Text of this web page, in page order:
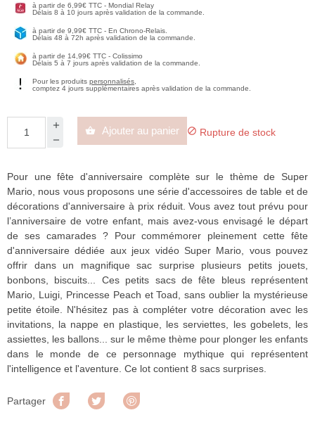
à partir de 6,99€ TTC - Mondial Relay
Délais 8 à 10 jours après validation de la commande.
à partir de 9,99€ TTC - En Chrono-Relais.
Délais 48 à 72h après validation de la commande.
à partir de 14,99€ TTC - Colissimo
Délais 5 à 7 jours après validation de la commande.
Pour les produits personnalisés
comptez 4 jours supplémentaires après validation de la commande.
 Ajouter au panier  Rupture de stock
Pour une fête d'anniversaire complète sur le thème de Super
Mario, nous vous proposons une série d'accessoires de table et de
décorations d'anniversaire à prix réduit. Vous avez tout prévu pour
l’anniversaire de votre enfant, mais avez-vous envisagé le départ
de ses camarades ? Pour commémorer pleinement cette fête
d'anniversaire dédiée aux jeux vidéo Super Mario, vous pouvez
offrir dans un magnifique sac surprise plusieurs petits jouets,
bonbons, biscuits... Ces petits sacs de fête bleus représentent
Mario, Luigi, Princesse Peach et Toad, sans oublier la mystérieuse
petite étoile. N'hésitez pas à compléter votre décoration avec les
invitations, la nappe en plastique, les serviettes, les gobelets, les
assiettes, les ballons... sur le même thème pour plonger les enfants
dans le monde de ce personnage mythique qui représentent
l'intelligence et l'aventure. Ce lot contient 8 sacs surprises.
Partager Partager Tweet